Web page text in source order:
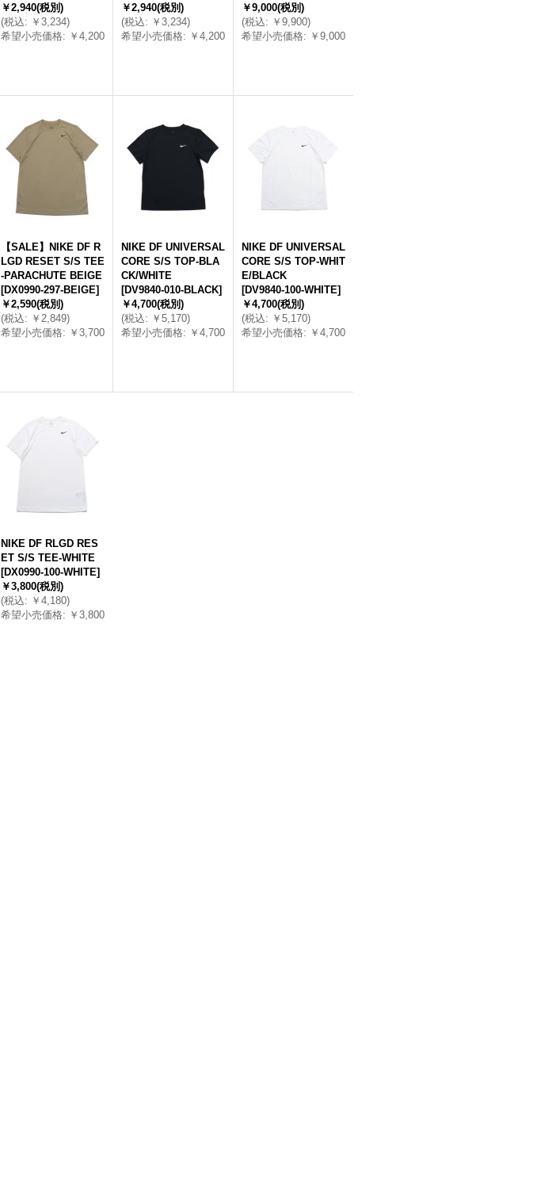
￥2,940(税別)
(税込: ￥3,234)
希望小売価格: ￥4,200
￥2,940(税別)
(税込: ￥3,234)
希望小売価格: ￥4,200
￥9,000(税別)
(税込: ￥9,900)
希望小売価格: ￥9,000
【SALE】NIKE DF R
LGD RESET S/S TEE
-PARACHUTE BEIGE
[DX0990-297-BEIGE]
￥2,590(税別)
(税込: ￥2,849)
希望小売価格: ￥3,700
NIKE DF UNIVERSAL
CORE S/S TOP-BLA
CK/WHITE
[DV9840-010-BLACK]
￥4,700(税別)
(税込: ￥5,170)
希望小売価格: ￥4,700
NIKE DF UNIVERSAL
CORE S/S TOP-WHIT
E/BLACK
[DV9840-100-WHITE]
￥4,700(税別)
(税込: ￥5,170)
希望小売価格: ￥4,700
NIKE DF RLGD RES
ET S/S TEE-WHITE
[DX0990-100-WHITE]
￥3,800(税別)
(税込: ￥4,180)
希望小売価格: ￥3,800